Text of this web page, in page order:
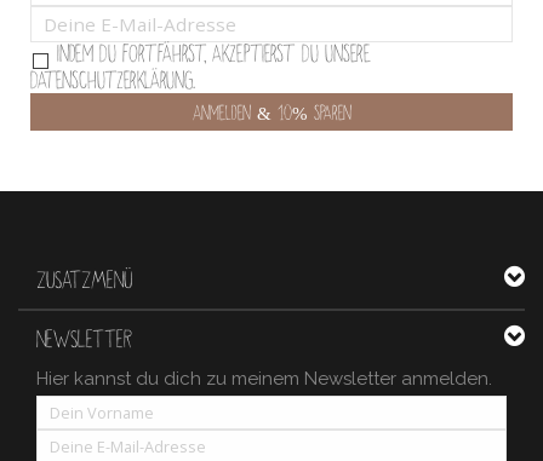
Indem Du fortfährst, akzeptierst Du unsere
Datenschutzerklärung.
ZUSATZMENÜ
NEWSLETTER
Hier kannst du dich zu meinem Newsletter anmelden.